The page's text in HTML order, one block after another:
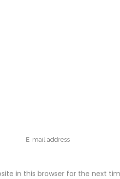
in this browser for the next